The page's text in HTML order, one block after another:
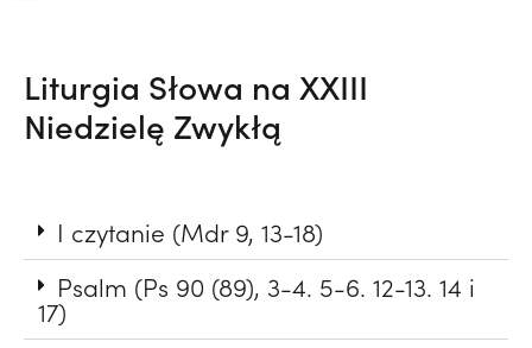
Liturgia Słowa na XXIII
Niedzielę Zwykłą
I czytanie (Mdr 9, 13-18)
Psalm (Ps 90 (89), 3-4. 5-6. 12-13. 14 i
17)